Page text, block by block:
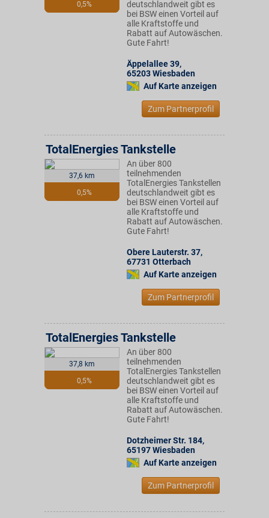
0,5%
deutschlandweit gibt es
bei BSW einen Vorteil auf
alle Kraftstoffe und
Rabatt auf Autowäschen.
Gute Fahrt!
Äppelallee 39,
65203Wiesbaden
Auf Karte anzeigen
Zum Partnerprofil
37,6 km
0,5%
TotalEnergies Tankstelle
An über 800
teilnehmenden
TotalEnergies Tankstellen
deutschlandweit gibt es
bei BSW einen Vorteil auf
alle Kraftstoffe und
Rabatt auf Autowäschen.
Gute Fahrt!
Obere Lauterstr. 37,
67731 Otterbach
Auf Karte anzeigen
Zum Partnerprofil
37,8 km
0,5%
TotalEnergies Tankstelle
An über 800
teilnehmenden
TotalEnergies Tankstellen
deutschlandweit gibt es
bei BSW einen Vorteil auf
alle Kraftstoffe und
Rabatt auf Autowäschen.
Gute Fahrt!
Dotzheimer Str. 184,
65197Wiesbaden
Auf Karte anzeigen
Zum Partnerprofil